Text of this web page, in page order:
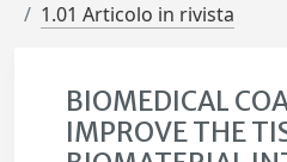
1.01 Articolo in rivista
BIOMEDICAL
IMPROVE THE